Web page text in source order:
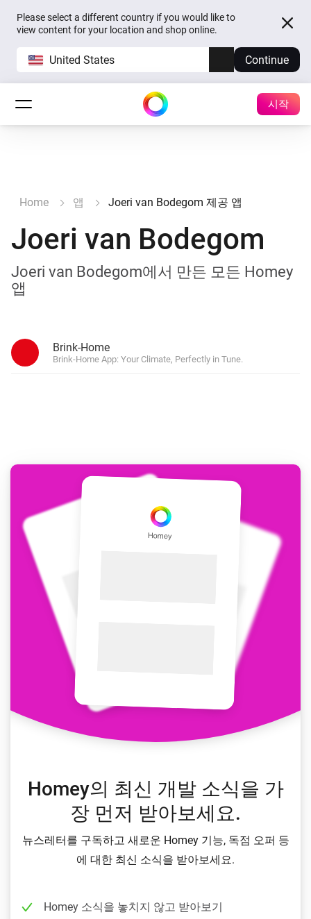
Please select a different country if you would like to
view content for your location and shop online.
United States Continue
시작
Home 앱 Joeri van Bodegom 제공 앱
Joeri van Bodegom
Joeri van Bodegom에서 만든 모든 Homey
앱
Brink-Home
Brink-Home App: Your Climate, Perfectly in Tune.
Homey의 최신 개발 소식을 가
장 먼저 받아보세요.
뉴스레터를 구독하고 새로운 Homey 기능, 독점 오퍼 등
에 대한 최신 소식을 받아보세요.
Homey 소식을 놓치지 않고 받아보기